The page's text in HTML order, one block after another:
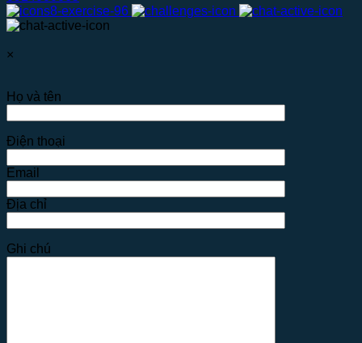
×
Họ và tên
Điện thoại
Email
Địa chỉ
Ghi chú